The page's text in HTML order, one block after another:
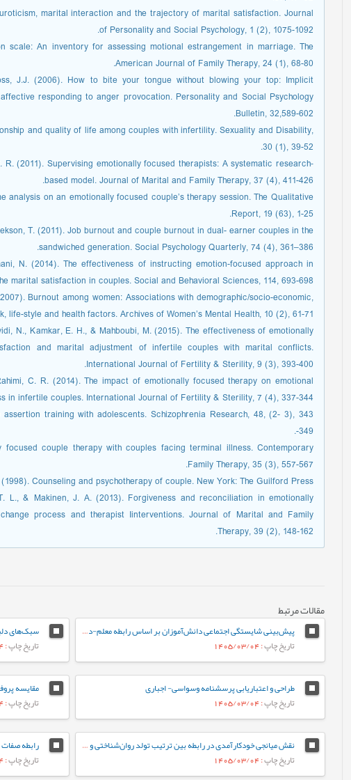
marital interaction and the trajectory of marital satisfaction. Journal
of Personality and Social Psychology, 1 (2), 1075-1092.
scale: An inventory for assessing motional estrangement in marriage. The
American Journal of Family Therapy, 24 (1), 68-80.
J.J. (2006). How to bite your tongue without blowing your top: Implicit
responding to anger provocation. Personality and Social Psychology
Bulletin, 32,589-602.
and quality of life among couples with infertility. Sexuality and Disability,
30 (1), 39-52.
(2011). Supervising emotionally focused therapists: A systematic research‐
based model. Journal of Marital and Family Therapy, 37 (4), 411-426.‏
analysis on an emotionally focused couple’s therapy session. The Qualitative
Report, 19 (63), 1-25.
T. (2011). Job burnout and couple burnout in dual- earner couples in the
sandwiched generation. Social Psychology Quarterly, 74 (4), 361–386.
N. (2014). The effectiveness of instructing emotion-focused approach in
marital satisfaction in couples. Social and Behavioral Sciences, 114, 693-698.
Burnout among women: Associations with demographic/socio-economic,
life-style and health factors. Archives of Women’s Mental Health, 10 (2), 61-71.‏
N., Kamkar, E. H., & Mahboubi, M. (2015). The effectiveness of emotionally
and marital adjustment of infertile couples with marital conflicts.
International Journal of Fertility & Sterility, 9 (3), 393-400.
C. R. (2014). The impact of emotionally focused therapy on emotional
in infertile couples. International Journal of Fertility & Sterility, 7 (4), 337-344.‏
training with adolescents. Schizophrenia Research, 48, (2- 3), 343
-349.
couple therapy with couples facing terminal illness. Contemporary
Family Therapy, 35 (3), 557-567.‏
Counseling and psychotherapy of couple. New York: The Guilford Press.
L., & Makinen, J. A. (2013). Forgiveness and reconciliation in emotionally
process and therapist Iinterventions. Journal of Marital and Family
Therapy, 39 (2), 148-162.
مقالات مرتبط
پیش‌بینی شایستگی اجتماعی دانش‌آموزان بر اساس رابطه معلم-دانش‌آموز و احساس تعلق به مدرسه: نقش واسطه‌ای تنظیم رفتاری هیجان
تاریخ چاپ: 1405/03/04
تاریخ چاپ: 1405/03/04
طراحی و اعتباریابی پرسشنامه وسواسی- اجباری
تاریخ چاپ: 1405/03/04
تاریخ چاپ: 1405/03/04
نقش میانجی خودکارآمدی در رابطه‌ بین ترتیب تولد روان‌شناختی و جوخانواده با رفتارهای جامعه پسند در دانشجویان
تاریخ چاپ: 1405/03/04
تاریخ چاپ: 1405/03/04